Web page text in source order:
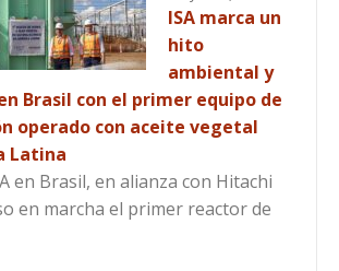
ISA marca un
hito
ambiental y
Brasil con el primer equipo de
operado con aceite vegetal
Latina
en Brasil, en alianza con Hitachi
en marcha el primer reactor de